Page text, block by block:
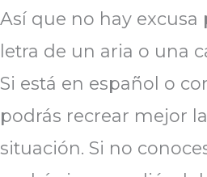
Así que no hay excusa
letra de un aria o una
Si está en español o
podrás recrear mejor
situación. Si no